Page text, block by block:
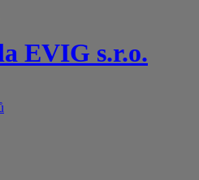
EVIG s.r.o.